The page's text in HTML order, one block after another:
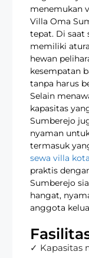
menemukan
Villa Oma
tepat. Di saat
memiliki
hewan
kesempatan
tanpa harus
Selain
kapasitas
Sumberejo
nyaman
termasuk
sewa villa
praktis
Sumberejo
hangat,
anggota
✓ Kapasitas